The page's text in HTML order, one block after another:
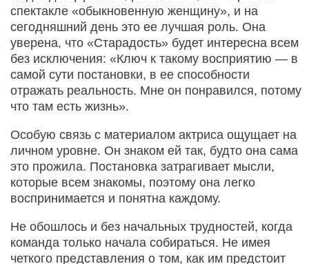
спектакле «обыкновенную женщину», и на
сегодняшний день это ее лучшая роль. Она
уверена, что «Старадость» будет интересна всем
без исключения: «Ключ к такому восприятию — в
самой сути постановки, в ее способности
отражать реальность. Мне он понравился, потому
что там есть жизнь».
Особую связь с материалом актриса ощущает на
личном уровне. Он знаком ей так, будто она сама
это прожила. Постановка затрагивает мысли,
которые всем знакомы, поэтому она легко
воспринимается и понятна каждому.
Не обошлось и без начальных трудностей, когда
команда только начала собираться. Не имея
четкого представления о том, как им предстоит